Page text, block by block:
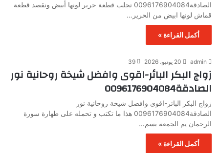
الصادقة0096176904084 تجلب قطعة حرير لونها أبيض ونقصد قطعة
قماش لونها ابيض من الحرير…
أكمل القراءة »
admin 20 يونيو، 2026 39
زواج البكر البائر-اقوى وافضل شيخة روحانية نور
الصادقة0096176904084
زواج البكر البائر-اقوى وافضل شيخة روحانية نور
الصادقة0096176904084 هذا ما تكتب و تحمله على طهارة سورة
الرحمان يم الجمعة بسم…
أكمل القراءة »